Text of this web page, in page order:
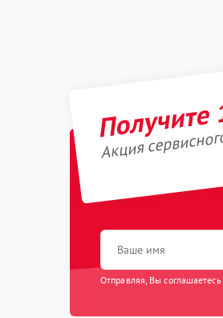
Акция
Отправляя, Вы соглашаетесь